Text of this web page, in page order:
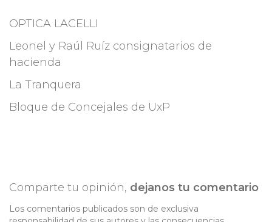
OPTICA LACELLI
Leonel y Raúl Ruíz consignatarios de
hacienda
La Tranquera
Bloque de Concejales de UxP
Comparte tu opinión, dejanos tu comentario
Los comentarios publicados son de exclusiva